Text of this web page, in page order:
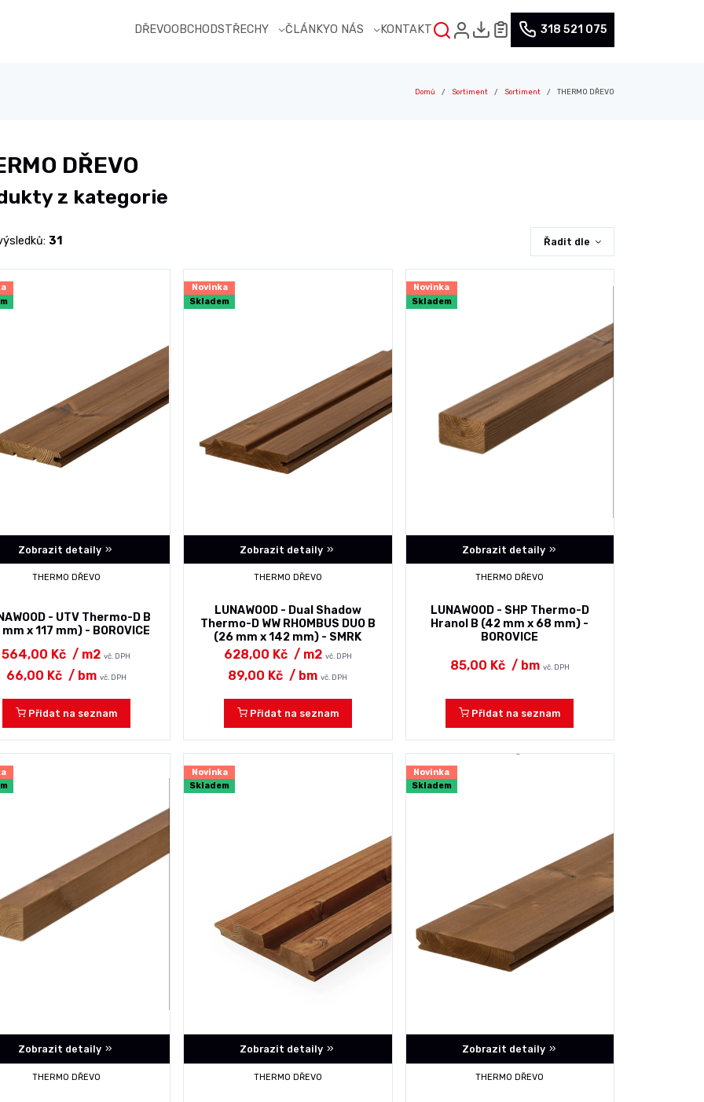
DŘEVOOBCHODSTŘECHY ČLÁNKYO NÁS KONTAKT 318 521 075
Domů Sortiment Sortiment THERMO DŘEVO
DŘEVO
z kategorie
31 Řadit dle
Zobrazit detaily
THERMO DŘEVO
- UTV Thermo-D B
mm x 117 mm) - BOROVICE
564,00 Kč / m2 vč. DPH
66,00 Kč / bm vč. DPH
Přidat na seznam
Novinka
Skladem
Zobrazit detaily
THERMO DŘEVO
LUNAWOOD - Dual Shadow
Thermo-D WW RHOMBUS DUO B
(26 mm x 142 mm) - SMRK
628,00 Kč / m2 vč. DPH
89,00 Kč / bm vč. DPH
Přidat na seznam
Novinka
Skladem
Zobrazit detaily
THERMO DŘEVO
LUNAWOOD - SHP Thermo-D
Hranol B (42 mm x 68 mm) -
BOROVICE
85,00 Kč / bm vč. DPH
Přidat na seznam
Zobrazit detaily
THERMO DŘEVO
Novinka
Skladem
Zobrazit detaily
THERMO DŘEVO
Novinka
Skladem
Zobrazit detaily
THERMO DŘEVO